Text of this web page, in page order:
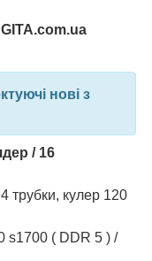
нові з
/ 16
4 трубки, кулер 120
s1700 ( DDR 5 ) /